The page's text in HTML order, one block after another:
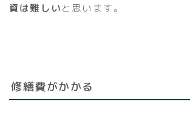
資は難しいと思います。
修繕費がかかる